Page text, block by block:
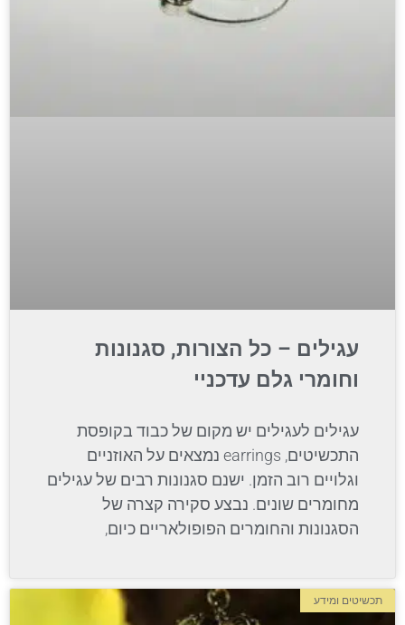
עגילים – כל הצורות, סגנונות
וחומרי גלם עדכניי
עגילים לעגילים יש מקום של כבוד בקופסת
התכשיטים, earrings נמצאים על האוזניים
וגלויים רוב הזמן. ישנם סגנונות רבים של עגילים
מחומרים שונים. נבצע סקירה קצרה של
הסגנונות והחומרים הפופולאריים כיום,
תכשיטים ומידע